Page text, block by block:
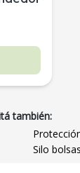
también:
Silo bolsas